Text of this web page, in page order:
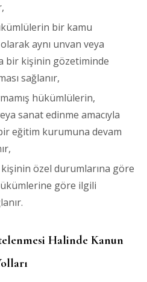
bir kamu
aynı unvan veya
bir kişinin gözetiminde
sağlanır,
hükümlülerin,
sanat edinme amacıyla
eğitim kurumuna devam
özel durumlarına göre
göre ilgili
Halinde Kanun